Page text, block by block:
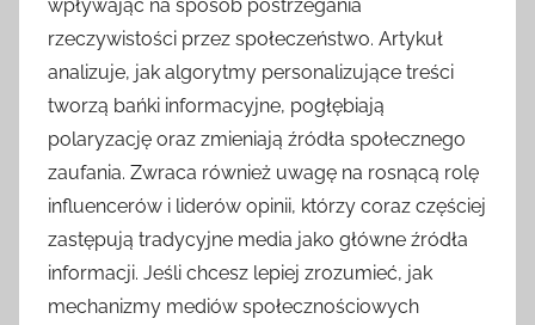
wpływając na sposób postrzegania
rzeczywistości przez społeczeństwo. Artykuł
analizuje, jak algorytmy personalizujące treści
tworzą bańki informacyjne, pogłębiają
polaryzację oraz zmieniają źródła społecznego
zaufania. Zwraca również uwagę na rosnącą rolę
influencerów i liderów opinii, którzy coraz częściej
zastępują tradycyjne media jako główne źródła
informacji. Jeśli chcesz lepiej zrozumieć, jak
mechanizmy mediów społecznościowych